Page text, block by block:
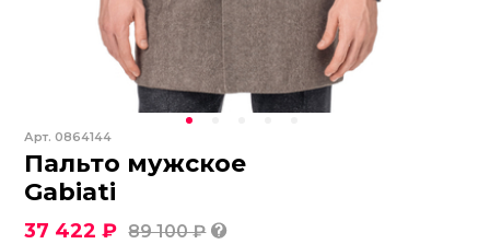
Арт.0864144
Пальто мужское
Gabiati
37 422 ₽ 89 100 ₽